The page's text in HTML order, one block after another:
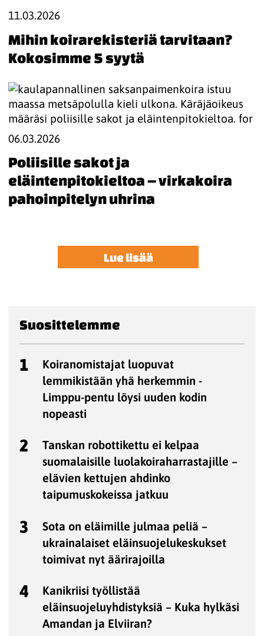
11.03.2026
Mihin koirarekisteriä tarvitaan?
Kokosimme 5 syytä
06.03.2026
Poliisille sakot ja
eläintenpitokieltoa – virkakoira
pahoinpitelyn uhrina
Lue lisää
Suosittelemme
1
Koiranomistajat luopuvat
lemmikistään yhä herkemmin -
Limppu-pentu löysi uuden kodin
nopeasti
2
Tanskan robottikettu ei kelpaa
suomalaisille luolakoiraharrastajille –
elävien kettujen ahdinko
taipumuskokeissa jatkuu
3
Sota on eläimille julmaa peliä –
ukrainalaiset eläinsuojelukeskukset
toimivat nyt äärirajoilla
4
Kanikriisi työllistää
eläinsuojeluyhdistyksiä – Kuka hylkäsi
Amandan ja Elviiran?